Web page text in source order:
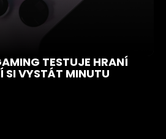
TESTUJE HRANÍ
SI VYSTÁT MINUTU